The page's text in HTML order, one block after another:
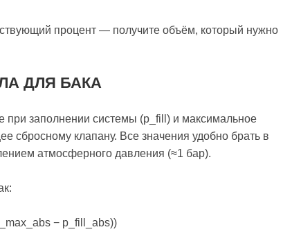
процент — получите объём, который нужно
ДЛЯ БАКА
заполнении системы (p_fill) и максимальное
сбросному клапану. Все значения удобно брать в
атмосферного давления (≈1 бар).
− p_fill_abs))